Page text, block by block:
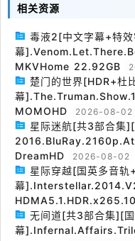
相关资源
毒液2[中文字幕+特效
幕
MKVHome 22.92GB
楚门的世界[HDR+杜
幕
MOMOHD
2026-08-02
星际迷航[共3部合
DreamHD
2026-08-02
星际穿越[国英多音轨
幕
无间道[共3部合集][
幕